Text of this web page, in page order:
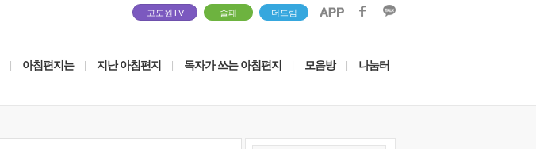
고도원TV 솔패 더드림
아침편지는 지난 아침편지 독자가 쓰는 아침편지 모음방 나눔터